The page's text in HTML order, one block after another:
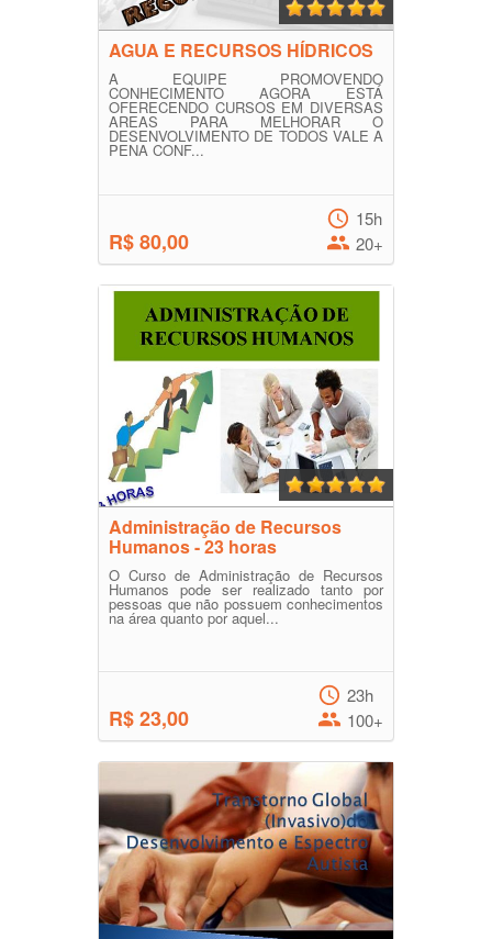
AGUA E RECURSOS HÍDRICOS
A EQUIPE PROMOVENDO
CONHECIMENTO AGORA ESTÁ
OFERECENDO CURSOS EM DIVERSAS
AREAS PARA MELHORAR O
DESENVOLVIMENTO DE TODOS VALE A
PENA CONF...
R$ 80,00
15h
20+
Administração de Recursos
Humanos - 23 horas
O Curso de Administração de Recursos
Humanos pode ser realizado tanto por
pessoas que não possuem conhecimentos
na área quanto por aquel...
R$ 23,00
23h
100+